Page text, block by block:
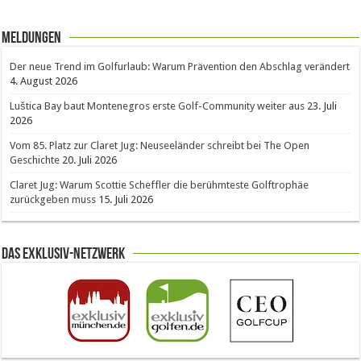
Meldungen
Der neue Trend im Golfurlaub: Warum Prävention den Abschlag verändert
4. August 2026
Luštica Bay baut Montenegros erste Golf-Community weiter aus 23. Juli
2026
Vom 85. Platz zur Claret Jug: Neuseeländer schreibt bei The Open
Geschichte 20. Juli 2026
Claret Jug: Warum Scottie Scheffler die berühmteste Golftrophäe
zurückgeben muss 15. Juli 2026
Das Exklusiv-Netzwerk